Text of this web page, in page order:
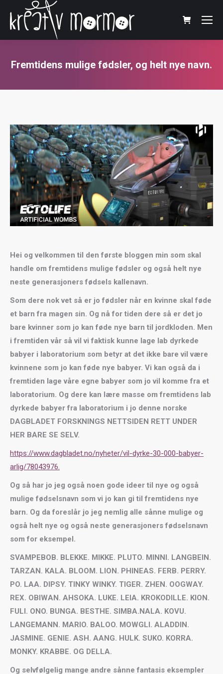
Fremtidens mulige fødsler, og helt nye navn.
Hei og velkommen til den første bloggen min som skal
handle om fremtidens mulige fødsler og også helt nye
neste generasjoners fødsels kallenavn.
Som dere nok vet så er jo fødsler når en kvinne skal føde
et barn fra magen sin. Og nå for tiden dere så er det jo
bare kvinner som jo kan føde nye barn til jordkloden. Men
i fremtiden vår så vil vi faktisk kunne lage lab dyrkede
babyer i laboratorium som betyr at det ikke bare vil være
kvinnene som jo kan føde nye babyer. Vi kan også da i
fremtiden lage våre egne babyer som jo vil komme fra et
laboratorium. Og dere kan lære masse om fremtidens lab
dyrkede babyer fra laboratorium i jo denne norske
DAGBLADET FORSKNINGS NETTSIDEN RETT UNDER
HER BARE SE SELV.
https://www.dagbladet.no/nyheter/vil-dyrke-30-000-babyer-
arlig/78043976.
Og så har jo jeg også noen gode ideer til nye og også
mulige fødselsnavn som vi jo kan gi til fremtidens nye
barn. Og da foreslår jo jeg nemlig alle sånne mulige og
også helt nye og også neste generasjoners fødselsnavn
som for eksempel.
SVAMPEBOB. BLEKKE. MIKKE. PLUTO. MINNI. LANGBEIN.
TARZAN. KALA. BLOOM. LION. PHINEAS. FERB. PERRY.
PO. LAA. DIPSY. TINKY WINKY. TIGER. ZHEN. OOGWAY.
REX. OBIWAN. AHSOKA. LUKE. LEIA. KROKODILLE. KION.
FULI. ONO. BUNGA. BESTHE. SIMBA.NALA. KOVU.
LANGEMANN. MARIO. BALOO. MOWGLI. ALADDIN.
JASMINE. GENIE. ASH. AANG. HULK. SUKO. KORRA.
MONKY. KRABBE. OG DELLA.
Og selvfølgelig mange andre sånne fantasis eksempler